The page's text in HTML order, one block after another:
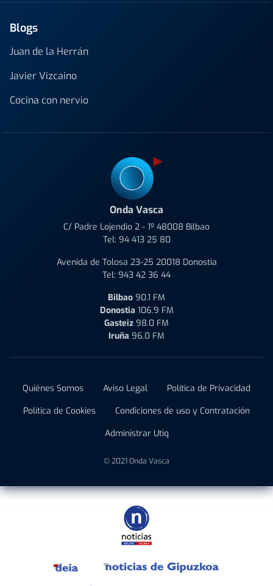
Blogs
Juan de la Herrán
Javier Vizcaino
Cocina con nervio
Onda Vasca
C/ Padre Lojendio 2 - 1º 48008 Bilbao
Tel: 94 413 25 80
Avenida de Tolosa 23-25 20018 Donostia
Tel: 943 42 36 44
Bilbao 90.1 FM
Donostia 106.9 FM
Gasteiz 98.0 FM
Iruña 96.0 FM
Quiénes Somos Aviso Legal
Política de Privacidad
Política de Cookies
Condiciones de uso y Contratación
Administrar Utiq
© 2021 Onda Vasca